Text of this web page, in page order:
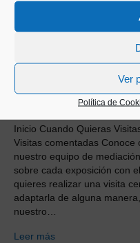
Ver
Política de
Inicio Cuando Quieras
Visitas comentadas Conoce
nuestro equipo de
sobre cada exposición con
quieres realizar una visita
adaptarla de alguna
nuestro…
Leer más